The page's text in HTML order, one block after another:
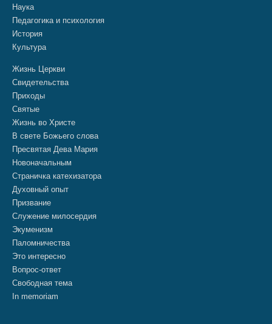
Наука
Педагогика и психология
История
Культура
Жизнь Церкви
Свидетельства
Приходы
Святые
Жизнь во Христе
В свете Божьего слова
Пресвятая Дева Мария
Новоначальным
Страничка катехизатора
Духовный опыт
Призвание
Служение милосердия
Экуменизм
Паломничества
Это интересно
Вопрос-ответ
Свободная тема
In memoriam